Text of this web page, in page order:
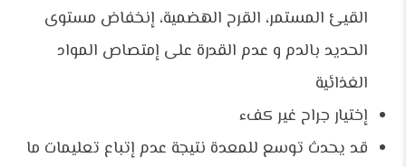
القيئ المستمر، القرح الهضمية، إنخفاض مستوى
الحديد بالدم و عدم القدرة على إمتصاص المواد
الغذائية
إختيار جراح غير كفء
قد يحدث توسع للمعدة نتيجة عدم إتباع تعليمات ما